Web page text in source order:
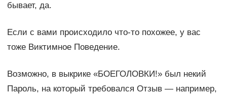
бывает, да.
Если с вами происходило что-то похожее, у вас
тоже Виктимное Поведение.
Возможно, в выкрике «БОЕГОЛОВКИ!» был некий
Пароль, на который требовался Отзыв — например,